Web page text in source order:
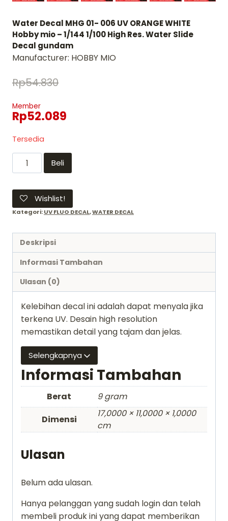
Water Decal MHG 01- 006 UV ORANGE WHITE
Hobby mio – 1/144 1/100 High Res. Water Slide
Decal gundam
Manufacturer: HOBBY MIO
Rp54.830
Member
Rp52.089
Tersedia
Kuantitas
Water
MHG
01-
UV
ORANGE
WHITE
Hobby
mio
1/144
1/100
High
Res.
Water
Slide
Decal
Beli
Wishlist!
Kategori:UV FLUO DECAL,WATER DECAL
Deskripsi
Informasi Tambahan
Ulasan (0)
Kelebihan decal ini adalah dapat menyala jika
terkena UV. Desain high resolution
memastikan detail yang tajam dan jelas.
Selengkapnya
Informasi Tambahan
Berat
9 gram
Dimensi
17,0000 × 11,0000 × 1,0000
cm
Ulasan
Belum ada ulasan.
Hanya pelanggan yang sudah login dan telah
membeli produk ini yang dapat memberikan